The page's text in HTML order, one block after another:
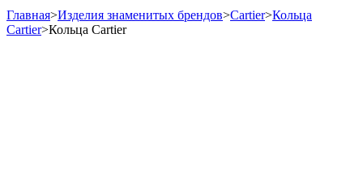
Главная>Изделия знаменитых брендов>Cartier>Кольца
Cartier>Кольца Cartier